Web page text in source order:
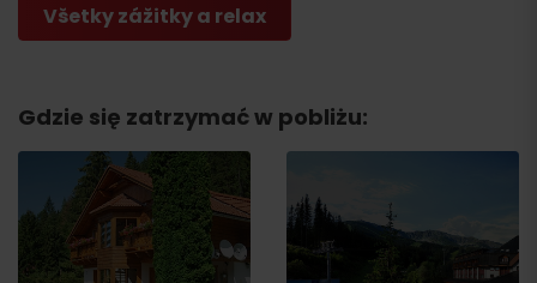
Všetky zážitky a relax
Gdzie się zatrzymać w pobliżu: